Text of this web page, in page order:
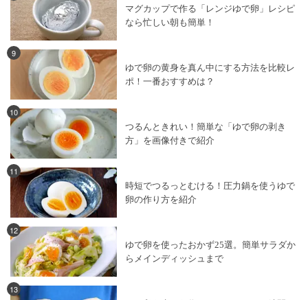
マグカップで作る「レンジゆで卵」レシピ
なら忙しい朝も簡単！
9
ゆで卵の黄身を真ん中にする方法を比較レ
ポ！一番おすすめは？
10
つるんときれい！簡単な「ゆで卵の剥き
方」を画像付きで紹介
11
時短でつるっとむける！圧力鍋を使うゆで
卵の作り方を紹介
12
ゆで卵を使ったおかず25選。簡単サラダか
らメインディッシュまで
13